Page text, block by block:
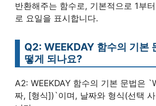
반환해주는 함수로, 기본적으로 1부
로 요일을 표시합니다.
Q2: WEEKDAY 함수의 기본
떻게 되나요?
A2: WEEKDAY 함수의 기본 문법은
짜, [형식])`이며, 날짜와 형식(선택